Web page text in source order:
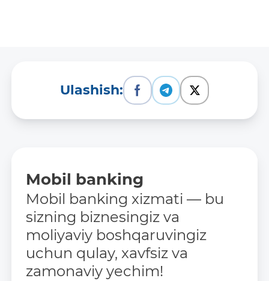
Ulashish:
Mobil banking
Mobil banking xizmati — bu
sizning biznesingiz va
moliyaviy boshqaruvingiz
uchun qulay, xavfsiz va
zamonaviy yechim!